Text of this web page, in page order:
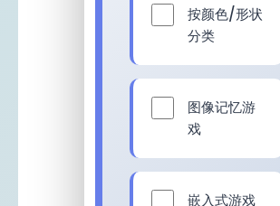
按颜色/形状
分类
图像记忆游
戏
嵌入式游戏